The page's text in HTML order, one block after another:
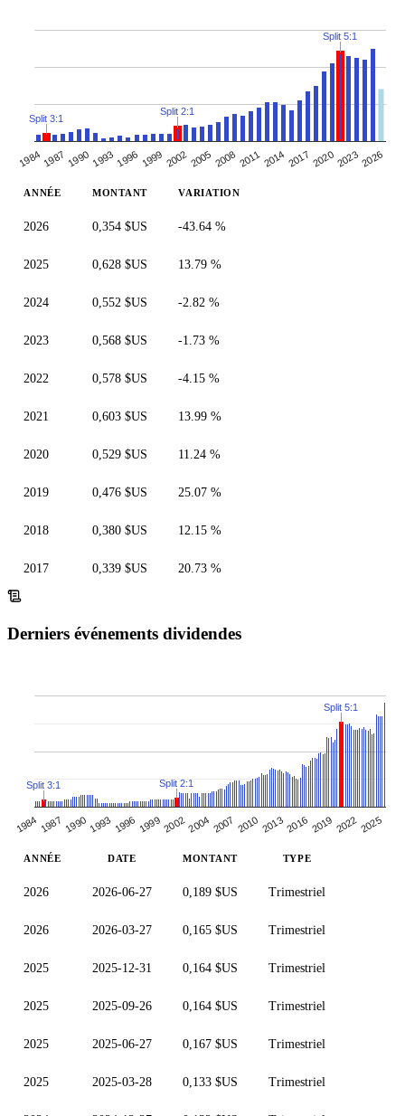
1984 1987 1990 19931996 1999 20022005 200820112014 2017 202020232026
Split 3:1
Split 2:1
Split 5:1
ANNÉE MONTANT VARIATION
2026 0,354 $US -43.64 %
2025 0,628 $US 13.79 %
2024 0,552 $US -2.82 %
2023 0,568 $US -1.73 %
2022 0,578 $US -4.15 %
2021 0,603 $US 13.99 %
2020 0,529 $US 11.24 %
2019 0,476 $US 25.07 %
2018 0,380 $US 12.15 %
2017 0,339 $US 20.73 %
Derniers événements dividendes
1984 1987 1990 1993 1996 199920022004 2007 2010 20132016 2019 20222025
Split 3:1 Split 2:1
Split 5:1
ANNÉE DATE MONTANT TYPE
2026 2026-06-27 0,189 $US Trimestriel
2026 2026-03-27 0,165 $US Trimestriel
2025 2025-12-31 0,164 $US Trimestriel
2025 2025-09-26 0,164 $US Trimestriel
2025 2025-06-27 0,167 $US Trimestriel
2025 2025-03-28 0,133 $US Trimestriel